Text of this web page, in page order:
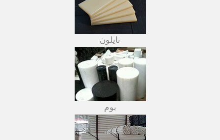
نايلون
بوم